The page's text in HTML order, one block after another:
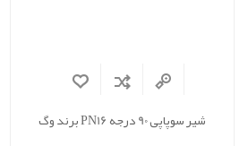
شیر سوپاپی 90 درجه PN16 برند وگ